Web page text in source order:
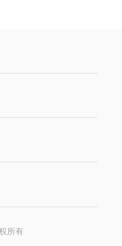
所有